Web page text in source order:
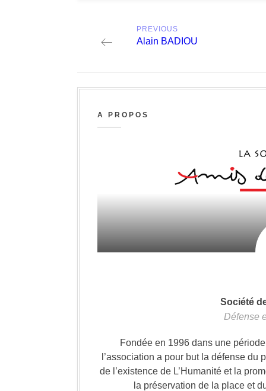
navigation
PREVIOUS
Previous
Alain BADIOU
A PROPOS
Société
Défense
Fondée en 1996 dans une
l’association a pour but la défense
de l’existence de L’Humanité et la
la préservation de la place et